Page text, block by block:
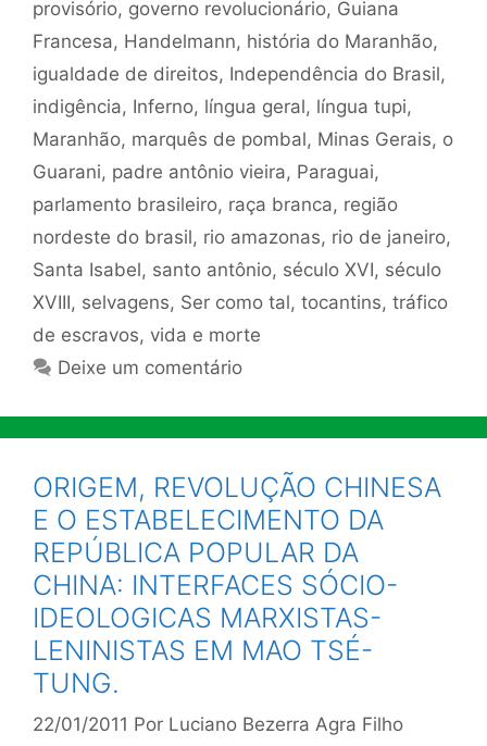
provisório, governo revolucionário, Guiana
Francesa, Handelmann, história do Maranhão,
igualdade de direitos, Independência do Brasil,
indigência, Inferno, língua geral, língua tupi,
Maranhão, marquês de pombal, Minas Gerais, o
Guarani, padre antônio vieira, Paraguai,
parlamento brasileiro, raça branca, região
nordeste do brasil, rio amazonas, rio de janeiro,
Santa Isabel, santo antônio, século XVI, século
XVIII, selvagens, Ser como tal, tocantins, tráfico
de escravos, vida e morte
Deixe um comentário
ORIGEM, REVOLUÇÃO CHINESA
E O ESTABELECIMENTO DA
REPÚBLICA POPULAR DA
CHINA: INTERFACES SÓCIO-
IDEOLOGICAS MARXISTAS-
LENINISTAS EM MAO TSÉ-
TUNG.
22/01/2011 Por Luciano Bezerra Agra Filho